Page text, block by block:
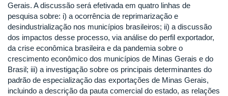
Gerais. A discussão será efetivada em quatro linhas de
pesquisa sobre: i) a ocorrência de reprimarização e
desindustrialização nos municípios brasileiros; ii) a discussão
dos impactos desse processo, via análise do perfil exportador,
da crise econômica brasileira e da pandemia sobre o
crescimento econômico dos municípios de Minas Gerais e do
Brasil; iii) a investigação sobre os principais determinantes do
padrão de especialização das exportações de Minas Gerais,
incluindo a descrição da pauta comercial do estado, as relações